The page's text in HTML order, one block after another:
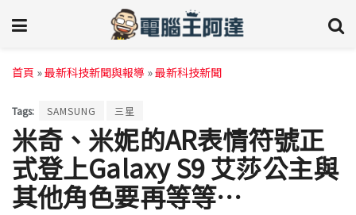
首頁 »最新科技新聞與報導 »最新科技新聞
Tags: SAMSUNG 三星
米奇、米妮的AR表情符號正
式登上Galaxy S9 艾莎公主與
其他角色要再等等…